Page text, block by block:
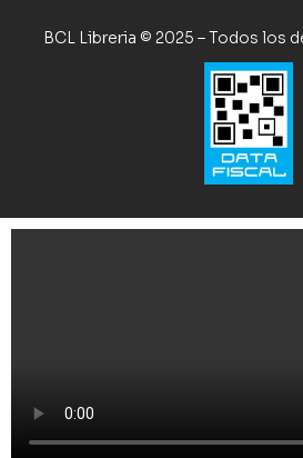
BCL Libreria © 2025 – Todos los